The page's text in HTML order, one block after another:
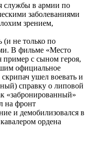
службы в армии по
заболеваниями
зрением,
(и не только по
В фильме «Место
пример с сыном героя,
официальное
ушел воевать и
справку о липовой
«забронированный»
на фронт
и демобилизовался в
ордена